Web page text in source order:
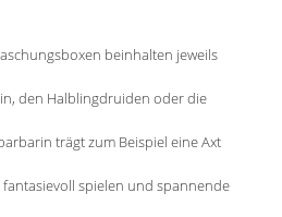
beinhalten jeweils
den Halblingdruiden oder die
trägt zum Beispiel eine Axt
spielen und spannende